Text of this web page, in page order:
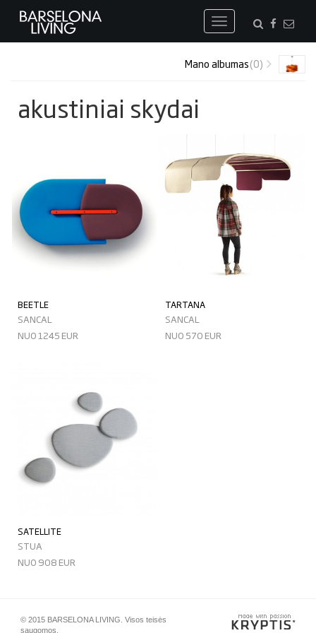
Toggle
navigation
Mano albumas(0)
akustiniai skydai
BEETLE
SANCAL
NUO 1245 EUR
TARTANA
SANCAL
NUO 570 EUR
SATELLITE
STUA
NUO 908 EUR
© 2015 BARSELONA LIVING. Visos teisės
saugomos.